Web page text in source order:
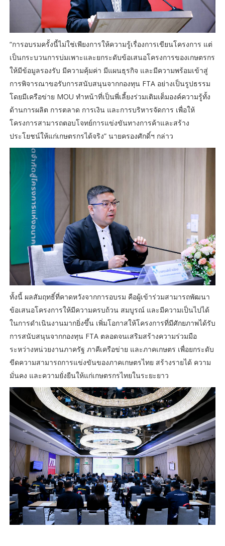
“การอบรมครั้งนี้ไม่ใช่เพียงการให้ความรู้เรื่องการเขียนโครงการ แต่
เป็นกระบวนการบ่มเพาะและยกระดับข้อเสนอโครงการของเกษตรกร
ให้มีข้อมูลรองรับ มีความคุ้มค่า มีแผนธุรกิจ และมีความพร้อมเข้าสู่
การพิจารณาขอรับการสนับสนุนจากกองทุน FTA อย่างเป็นรูปธรรม
โดยมีเครือข่าย MOU ทำหน้าที่เป็นพี่เลี้ยงร่วมเติมเต็มองค์ความรู้ทั้ง
ด้านการผลิต การตลาด การเงิน และการบริหารจัดการ เพื่อให้
โครงการสามารถตอบโจทย์การแข่งขันทางการค้าและสร้าง
ประโยชน์ให้แก่เกษตรกรได้จริง” นายครองศักดิ์ฯ กล่าว
ทั้งนี้ ผลสัมฤทธิ์ที่คาดหวังจากการอบรม คือผู้เข้าร่วมสามารถพัฒนา
ข้อเสนอโครงการให้มีความครบถ้วน สมบูรณ์ และมีความเป็นไปได้
ในการดำเนินงานมากยิ่งขึ้น เพิ่มโอกาสให้โครงการที่มีศักยภาพได้รับ
การสนับสนุนจากกองทุน FTA ตลอดจนเสริมสร้างความร่วมมือ
ระหว่างหน่วยงานภาครัฐ ภาคีเครือข่าย และภาคเกษตร เพื่อยกระดับ
ขีดความสามารถการแข่งขันของภาคเกษตรไทย สร้างรายได้ ความ
มั่นคง และความยั่งยืนให้แก่เกษตรกรไทยในระยะยาว